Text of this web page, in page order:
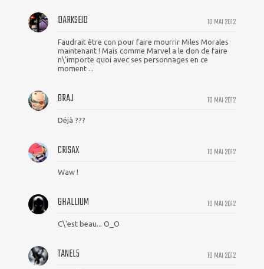
10 MAI 2012
DARKSEID
Faudrait être con pour faire mourrir Miles Morales
maintenant ! Mais comme Marvel a le don de faire
n\'importe quoi avec ses personnages en ce
moment ...
10 MAI 2012
BRAJ
Déjà ???
10 MAI 2012
CRISAX
Waw !
10 MAI 2012
GHALLIUM
C\'est beau... O_O
10 MAI 2012
TANEL5